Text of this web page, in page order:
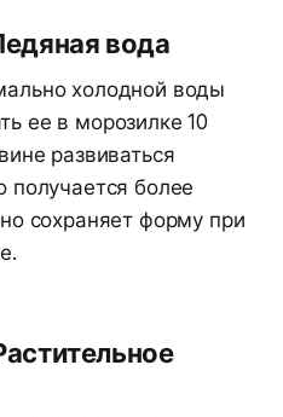
вода
холодной воды
ее в морозилке 10
развиваться
получается более
сохраняет форму при